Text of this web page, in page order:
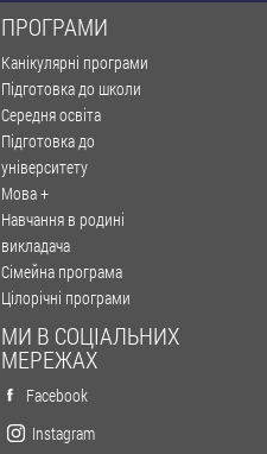
ПРОГРАМИ
Канікулярні програми
Підготовка до школи
Середня освіта
Підготовка до
університету
Мова +
Навчання в родині
викладача
Сімейна програма
Цілорічні програми
МИ В СОЦІАЛЬНИХ
МЕРЕЖАХ
Facebook
Instagram